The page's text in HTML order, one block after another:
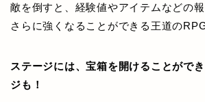
敵を倒すと、経験値やアイテムなどの
さらに強くなることができる王道の
ステージには、宝箱を開けることがで
ジも！